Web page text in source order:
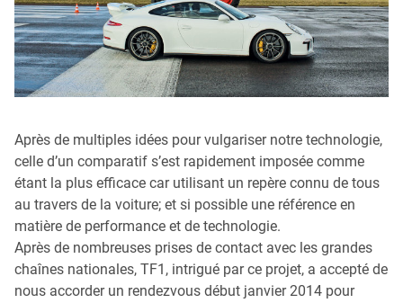
Après de multiples idées pour vulgariser notre technologie,
celle d’un comparatif s’est rapidement imposée comme
étant la plus efficace car utilisant un repère connu de tous
au travers de la voiture; et si possible une référence en
matière de performance et de technologie.
Après de nombreuses prises de contact avec les grandes
chaînes nationales, TF1, intrigué par ce projet, a accepté de
nous accorder un rendezvous début janvier 2014 pour